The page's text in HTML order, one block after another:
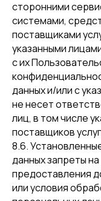
сторонними
системами,
поставщиками
указанными
с их
данных и/или с
не несет
лиц, в том числе
поставщиков
8.6.
данных запреты
предоставления
или условия
14-я, дом 8, э 5, пом 1, к 9, оф 3
Почтовый адрес: 129626, г.
ИНН/КПП: 7719442650/
ОГРН: 1167746319840
Р/С: 40702810138000300459
К/С:301 01 810 4 0000 0000225
БИК банка: 044525225
Политика